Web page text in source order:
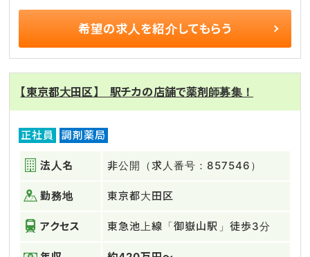
希望の求人を紹介してもらう
【東京都大田区】 駅チカの店舗で薬剤師募集！
正社員 調剤薬局
法人名 非公開（求人番号：857546）
勤務地 東京都大田区
アクセス 東急池上線「御嶽山駅」徒歩3分